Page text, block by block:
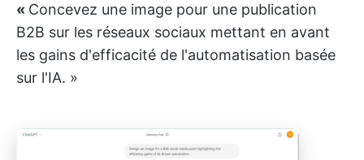
« Concevez une image pour une publication
B2B sur les réseaux sociaux mettant en avant
les gains d'efficacité de l'automatisation basée
sur l'IA. »